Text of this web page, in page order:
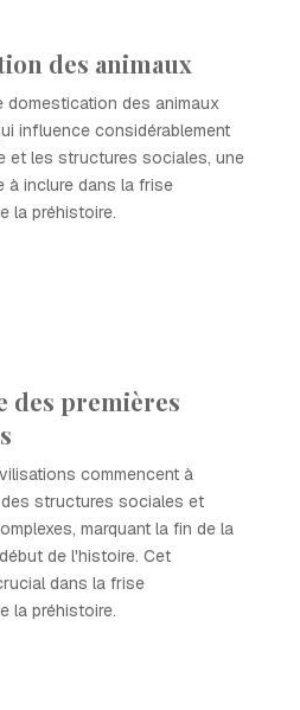
des animaux
domestication des animaux
influence considérablement
et les structures sociales, une
à inclure dans la frise
la préhistoire.
des premières
commencent à
des structures sociales et
marquant la fin de la
de l'histoire. Cet
dans la frise
la préhistoire.